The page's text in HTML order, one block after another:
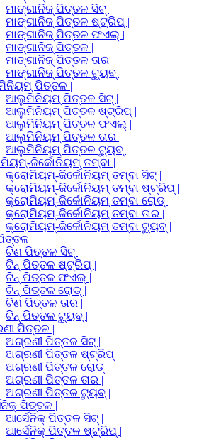
ମାଙ୍ଗାନିଜ୍ ପିତ୍ତଳ ସିଟ୍ |
ମାଙ୍ଗାନିଜ୍ ପିତ୍ତଳ ଷ୍ଟ୍ରିପ୍ |
ମାଙ୍ଗାନିଜ୍ ପିତ୍ତଳ ଫଏଲ୍ |
ମାଙ୍ଗାନିଜ୍ ପିତ୍ତଳ |
ମାଙ୍ଗାନିଜ୍ ପିତ୍ତଳ ତାର |
ମାଙ୍ଗାନିଜ୍ ପିତ୍ତଳ ଟ୍ୟୁବ୍ |
ପିତ୍ତଳ |
ଆଲୁମିନିୟମ୍ ପିତ୍ତଳ ସିଟ୍ |
ଆଲୁମିନିୟମ୍ ପିତ୍ତଳ ଷ୍ଟ୍ରିପ୍ |
ଆଲୁମିନିୟମ୍ ପିତ୍ତଳ ଫଏଲ୍ |
ଆଲୁମିନିୟମ୍ ପିତ୍ତଳ ତାର |
ଆଲୁମିନିୟମ୍ ପିତ୍ତଳ ଟ୍ୟୁବ୍ |
ଜିର୍କୋନିୟମ୍ ତମ୍ବା |
କ୍ରୋମିୟମ୍-ଜିର୍କୋନିୟମ୍ ତମ୍ବା ସିଟ୍ |
କ୍ରୋମିୟମ୍-ଜିର୍କୋନିୟମ୍ ତମ୍ବା ଷ୍ଟ୍ରିପ୍ |
କ୍ରୋମିୟମ୍-ଜିର୍କୋନିୟମ୍ ତମ୍ବା ରୋଡ୍ |
କ୍ରୋମିୟମ୍-ଜିର୍କୋନିୟମ୍ ତମ୍ବା ତାର |
କ୍ରୋମିୟମ୍-ଜିର୍କୋନିୟମ୍ ତମ୍ବା ଟ୍ୟୁବ୍ |
|
ଟିଣ ପିତ୍ତଳ ସିଟ୍ |
ଟିନ୍ ପିତ୍ତଳ ଷ୍ଟ୍ରିପ୍ |
ଟିନ୍ ପିତ୍ତଳ ଫଏଲ୍ |
ଟିନ୍ ପିତ୍ତଳ ରୋଡ୍ |
ଟିଣ ପିତ୍ତଳ ତାର |
ଟିନ୍ ପିତ୍ତଳ ଟ୍ୟୁବ୍ |
ପିତ୍ତଳ |
ଅଗ୍ରଣୀ ପିତ୍ତଳ ସିଟ୍ |
ଅଗ୍ରଣୀ ପିତ୍ତଳ ଷ୍ଟ୍ରିପ୍ |
ଅଗ୍ରଣୀ ପିତ୍ତଳ ରୋଡ୍ |
ଅଗ୍ରଣୀ ପିତ୍ତଳ ତାର |
ଅଗ୍ରଣୀ ପିତ୍ତଳ ଟ୍ୟୁବ୍ |
ପିତ୍ତଳ |
ଆର୍ସେନିକ୍ ପିତ୍ତଳ ସିଟ୍ |
ଆର୍ସେନିକ୍ ପିତ୍ତଳ ଷ୍ଟ୍ରିପ୍ |